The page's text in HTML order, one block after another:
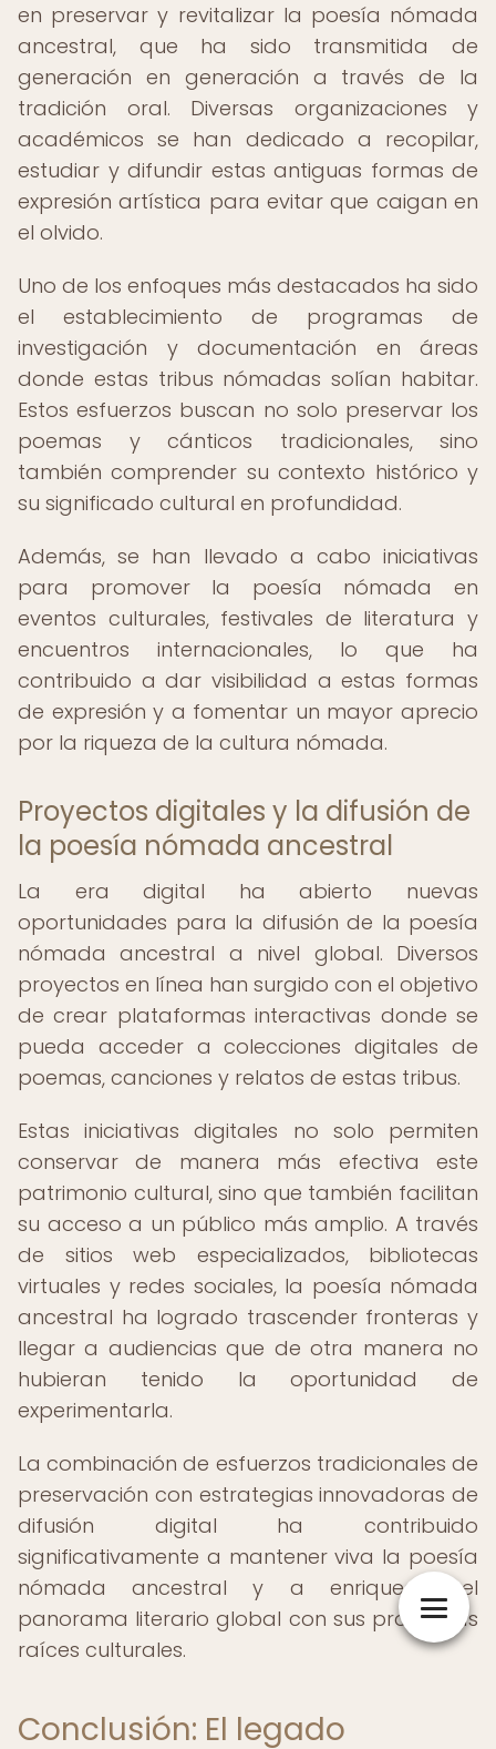
en preservar y revitalizar la poesía nómada
ancestral, que ha sido transmitida de
generación en generación a través de la
tradición oral. Diversas organizaciones y
académicos se han dedicado a recopilar,
estudiar y difundir estas antiguas formas de
expresión artística para evitar que caigan en
el olvido.
Uno de los enfoques más destacados ha sido
el establecimiento de programas de
investigación y documentación en áreas
donde estas tribus nómadas solían habitar.
Estos esfuerzos buscan no solo preservar los
poemas y cánticos tradicionales, sino
también comprender su contexto histórico y
su significado cultural en profundidad.
Además, se han llevado a cabo iniciativas
para promover la poesía nómada en
eventos culturales, festivales de literatura y
encuentros internacionales, lo que ha
contribuido a dar visibilidad a estas formas
de expresión y a fomentar un mayor aprecio
por la riqueza de la cultura nómada.
Proyectos digitales y la difusión de
la poesía nómada ancestral
La era digital ha abierto nuevas
oportunidades para la difusión de la poesía
nómada ancestral a nivel global. Diversos
proyectos en línea han surgido con el objetivo
de crear plataformas interactivas donde se
pueda acceder a colecciones digitales de
poemas, canciones y relatos de estas tribus.
Estas iniciativas digitales no solo permiten
conservar de manera más efectiva este
patrimonio cultural, sino que también facilitan
su acceso a un público más amplio. A través
de sitios web especializados, bibliotecas
virtuales y redes sociales, la poesía nómada
ancestral ha logrado trascender fronteras y
llegar a audiencias que de otra manera no
hubieran tenido la oportunidad de
experimentarla.
La combinación de esfuerzos tradicionales de
preservación con estrategias innovadoras de
difusión digital ha contribuido
significativamente a mantener viva la poesía
nómada ancestral y a enriquecer el
panorama literario global con sus profundas
raíces culturales.
Conclusión: El legado